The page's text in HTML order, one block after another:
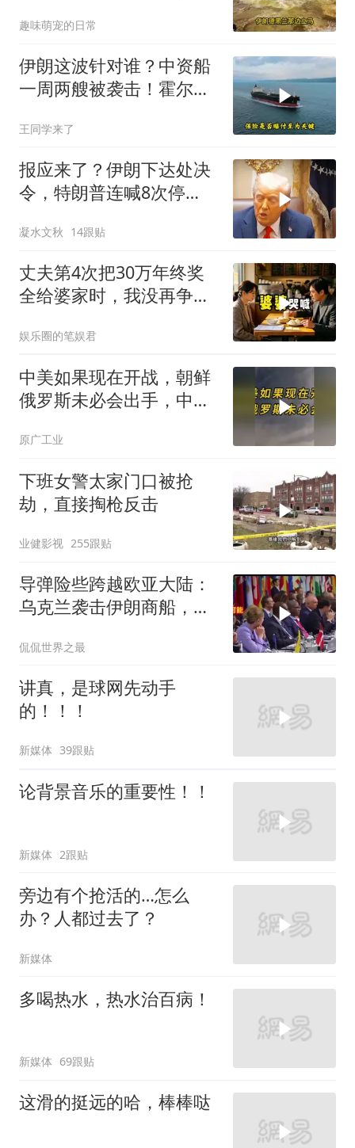
趣味萌宠的日常
伊朗这波针对谁？中资船
一周两艘被袭击！霍尔木
彻底破灭！
王同学来了
报应来了？伊朗下达处决
令，特朗普连喊8次停
凝水文秋 14跟贴
丈夫第4次把30万年终奖
全给婆家时，我没再争
娱乐圈的笔娱君
中美如果现在开战，朝鲜
俄罗斯未必会出手，中国
原广工业
下班女警太家门口被抢
劫，直接掏枪反击
业健影视 255跟贴
导弹险些跨越欧亚大陆：
乌克兰袭击伊朗商船，差
雷”
侃侃世界之最
讲真，是球网先动手
的！！！
新媒体 39跟贴
论背景音乐的重要性！！
新媒体 2跟贴
旁边有个抢活的…怎么
办？人都过去了？
新媒体
多喝热水，热水治百病！
新媒体 69跟贴
这滑的挺远的哈，棒棒哒